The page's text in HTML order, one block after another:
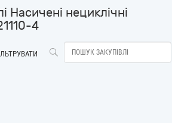
Насичені нециклічні
4